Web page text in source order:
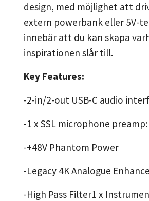
design, med möjlighet att
extern powerbank eller 5V-
innebär att du kan skapa
inspirationen slår till.
Key Features:
-2-in/2-out USB-C audio
-1 x SSL microphone preamp:
-+48V Phantom Power
-Legacy 4K Analogue
-High Pass Filter1 x